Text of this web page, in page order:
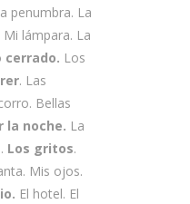
penumbra. La
lámpara. La
cerrado. Los
. Las
Bellas
la noche. La
Los gritos.
Mis ojos.
El hotel. El